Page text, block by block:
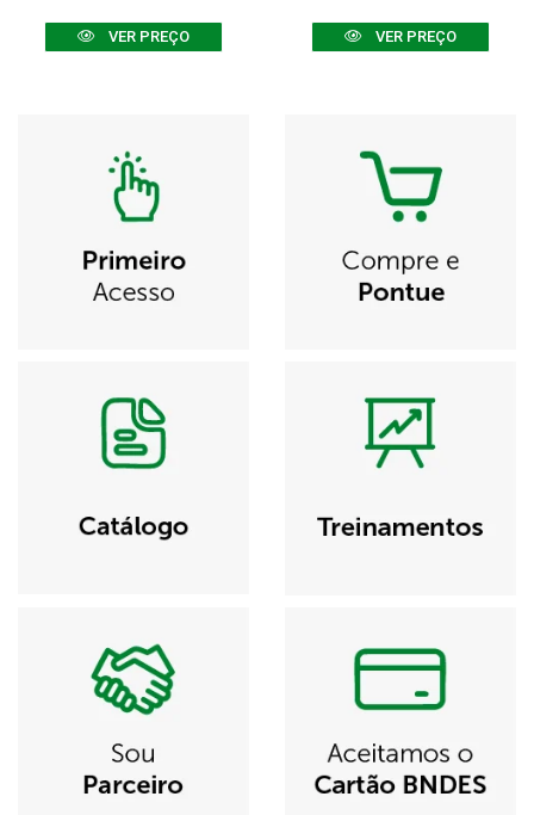
VER PREÇO VER PREÇO